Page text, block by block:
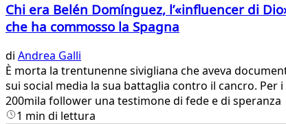
Chi era Belén Domínguez, l’«influencer di
che ha commosso la Spagna
di Andrea Galli
È morta la trentunenne sivigliana che aveva
sui social media la sua battaglia contro il cancro. Per i
200mila follower una testimone di fede e di speranza
1 min di lettura